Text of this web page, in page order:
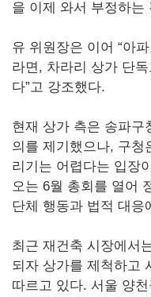
을 이제 와서 부정하는
유 위원장은 이어 “아
라면, 차라리 상가 단
다”고 강조했다.
현재 상가 측은 송파구
의를 제기했으나, 구청
리기는 어렵다는 입장
오는 6월 총회를 열어
단체 행동과 법적 대응
최근 재건축 시장에서
되자 상가를 제척하고
따르고 있다. 서울 양